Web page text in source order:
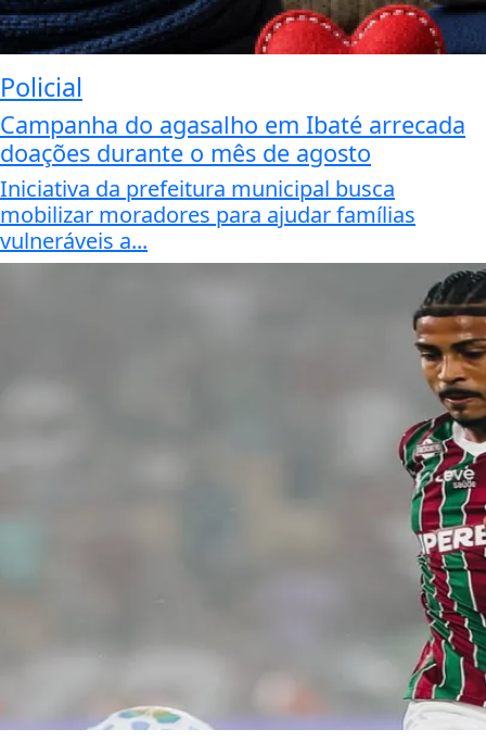
Policial
Campanha do agasalho em Ibaté arrecada
doações durante o mês de agosto
Iniciativa da prefeitura municipal busca
mobilizar moradores para ajudar famílias
vulneráveis a...